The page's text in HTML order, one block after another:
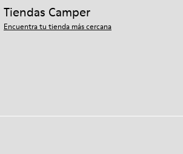
Tiendas Camper
Encuentra tu tienda más cercana